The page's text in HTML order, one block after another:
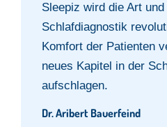
Sleepiz wird die Art
Schlafdiagnostik
Komfort der Patienten
neues Kapitel in der
aufschlagen.
Dr. Aribert Bauerfeind